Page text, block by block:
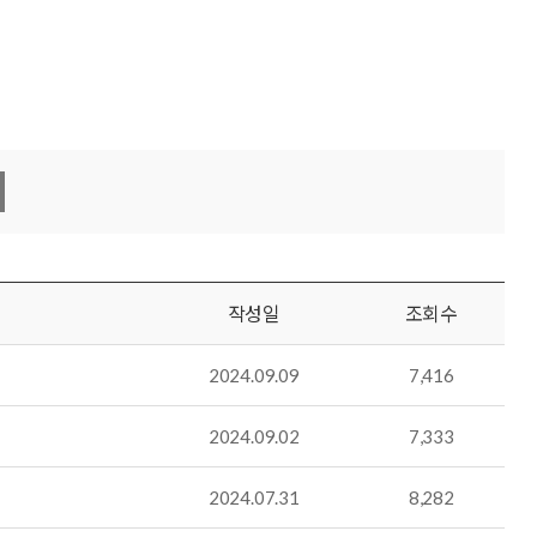
작성일 조회수
2024.09.09 7,416
2024.09.02 7,333
2024.07.31 8,282